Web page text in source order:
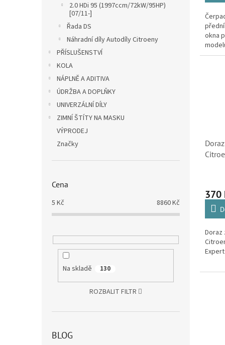
2.0 HDi 95 (1997ccm/72kW/95HP)
[07/11-]
Řada DS
Náhradní díly Autodíly Citroeny
PŘÍSLUŠENSTVÍ
KOLA
NÁPLNĚ A ADITIVA
ÚDRŽBA A DOPLŇKY
UNIVERZÁLNÍ DÍLY
ZIMNÍ ŠTÍTY NA MASKU
VÝPRODEJ
Značky
Cena
5 Kč 8860Kč
Na skladě 130
ROZBALIT FILTR
BLOG
okna
370
Doraz